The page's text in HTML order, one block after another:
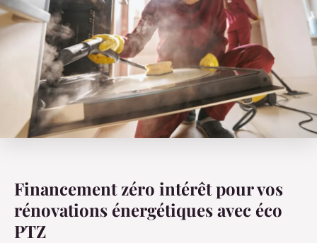
Financement zéro intérêt pour vos
rénovations énergétiques avec éco
PTZ